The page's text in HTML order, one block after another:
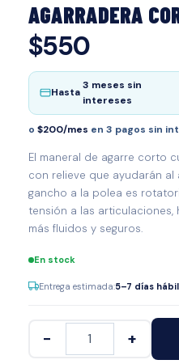
AGARRADERA
$550
Hasta
3 meses sin
intereses
o $200/mes en 3 pagos sin
El maneral de agarre corto
con relieve que ayudarán al
gancho a la polea es
tensión a las
más fluidos y seguros.
En stock
Entrega estimada:5–7 días
− +